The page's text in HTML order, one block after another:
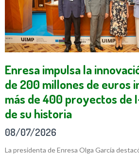
Enresa impulsa la
de 200 millones de euros
más de 400 proyectos de
de su historia
08/07/2026
La presidenta de Enresa Olga García